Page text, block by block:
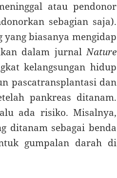
atau pendonor
sebagian saja).
biasanya mengidap
dalam jurnalNature
kelangsungan hidup
pascatransplantasi dan
pankreas ditanam.
ada risiko. Misalnya,
ditanam sebagai benda
gumpalan darah di